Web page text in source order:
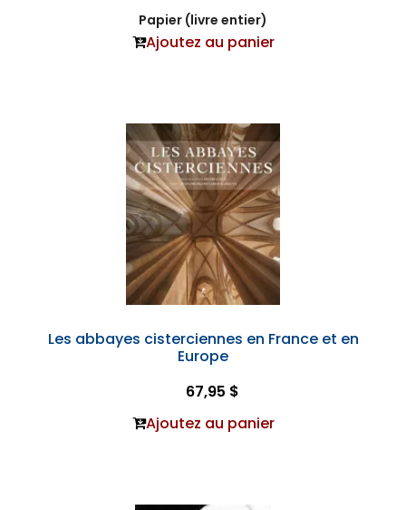
Papier (livre entier)
Ajoutez au panier
Les abbayes cisterciennes en France et en
Europe
67,95 $
Ajoutez au panier